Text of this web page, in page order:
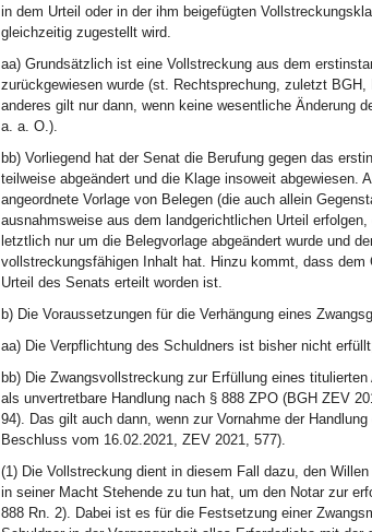
in dem Urteil oder in der ihm beigefügten
gleichzeitig zugestellt wird.
aa) Grundsätzlich ist eine Vollstreckung aus dem
zurückgewiesen wurde (st. Rechtsprechung, zuletzt
anderes gilt nur dann, wenn keine wesentliche Änderung
a. a. O.).
bb) Vorliegend hat der Senat die Berufung gegen das
teilweise abgeändert und die Klage insoweit
angeordnete Vorlage von Belegen (die auch allein
ausnahmsweise aus dem landgerichtlichen Urteil
letztlich nur um die Belegvorlage abgeändert wurde und
vollstreckungsfähigen Inhalt hat. Hinzu kommt, dass
Urteil des Senats erteilt worden ist.
b) Die Voraussetzungen für die Verhängung eines
aa) Die Verpflichtung des Schuldners ist bisher nicht
bb) Die Zwangsvollstreckung zur Erfüllung eines
als unvertretbare Handlung nach § 888 ZPO (BGH ZEV
94). Das gilt auch dann, wenn zur Vornahme der
Beschluss vom 16.02.2021, ZEV 2021, 577).
(1) Die Vollstreckung dient in diesem Fall dazu, den
in seiner Macht Stehende zu tun hat, um den Notar zur
888 Rn. 2). Dabei ist es für die Festsetzung einer